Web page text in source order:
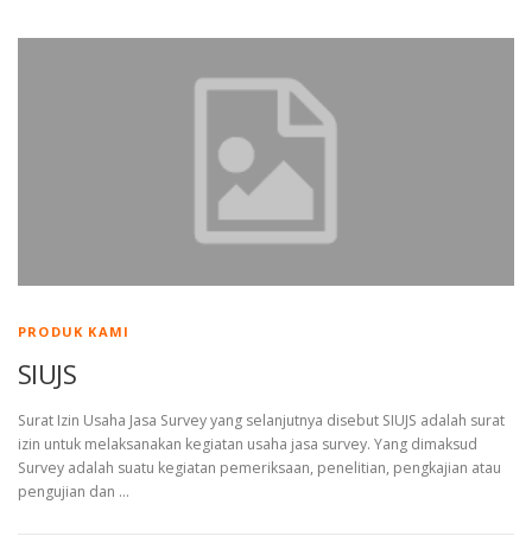
MARKETING FREELANCE KONSULTAN HUKUM
PRODUK KAMI
SIUJS
Surat Izin Usaha Jasa Survey yang selanjutnya disebut SIUJS adalah surat
izin untuk melaksanakan kegiatan usaha jasa survey. Yang dimaksud
Survey adalah suatu kegiatan pemeriksaan, penelitian, pengkajian atau
pengujian dan …